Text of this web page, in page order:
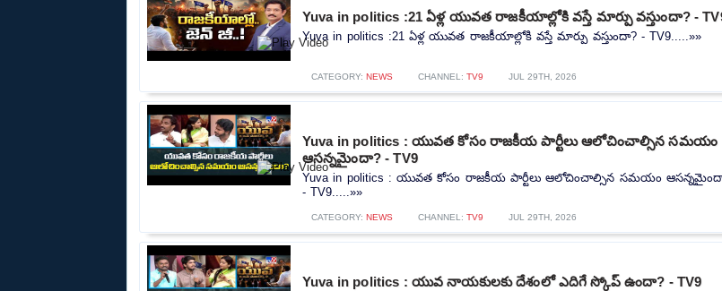
Yuva in politics :21 ఏళ్ల యువత రాజకీయాల్లోకి వస్తే మార్పు వస్తుందా? -
Yuva in politics :21 ఏళ్ల యువత రాజకీయాల్లోకి వస్తే మార్పు వస్తుందా? - TV9.....»»
CATEGORY: NEWS CHANNEL: TV9 JUL 29TH, 2026
Yuva in politics : యువత కోసం రాజకీయ పార్టీలు ఆలోచించాల్సిన సమయం
ఆసన్నమైందా? - TV9
Yuva in politics : యువత కోసం రాజకీయ పార్టీలు ఆలోచించాల్సిన సమయం
- TV9.....»»
CATEGORY: NEWS CHANNEL: TV9 JUL 29TH, 2026
Yuva in politics : యువ నాయకులకు దేశంలో ఎదిగే స్కోప్ ఉందా? - TV9